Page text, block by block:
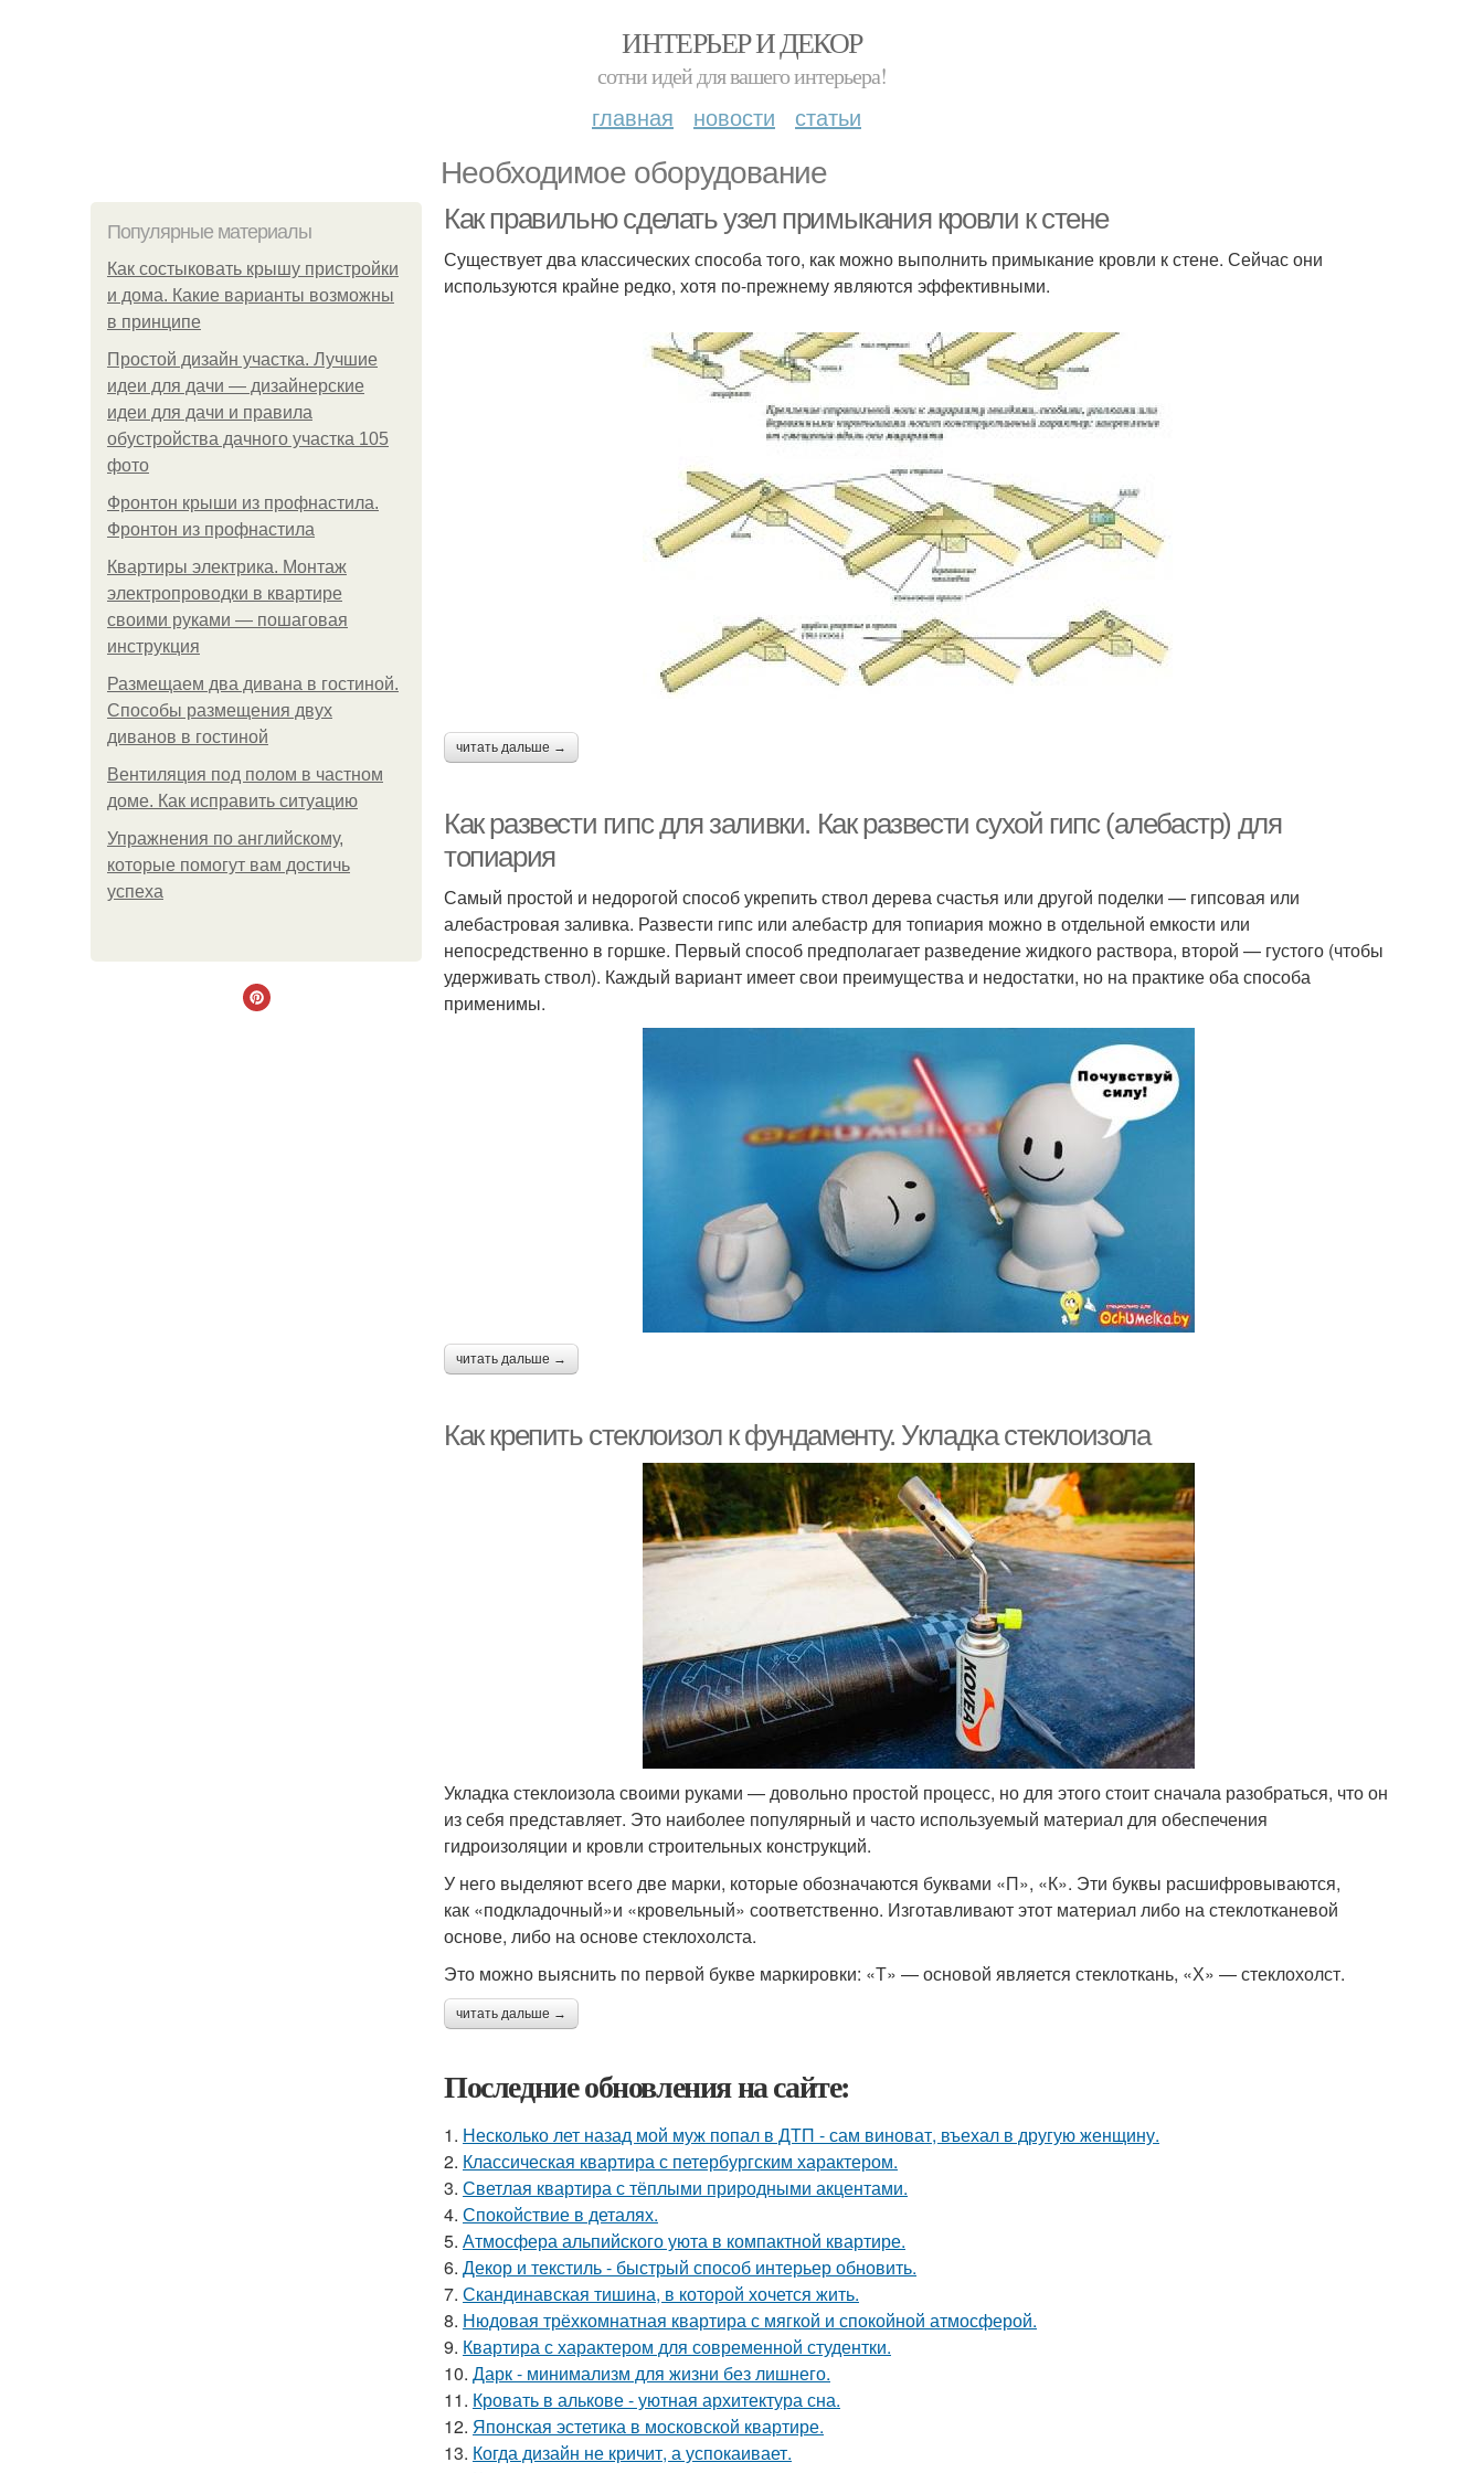
ИНТЕРЬЕР И ДЕКОР
сотни идей для вашего интерьера!
главная новости статьи
Необходимое оборудование
Популярные материалы
Как состыковать крышу пристройки
и дома. Какие варианты возможны
в принципе
Простой дизайн участка. Лучшие
идеи для дачи — дизайнерские
идеи для дачи и правила
обустройства дачного участка 105
фото
Фронтон крыши из профнастила.
Фронтон из профнастила
Квартиры электрика. Монтаж
электропроводки в квартире
своими руками — пошаговая
инструкция
Размещаем два дивана в гостиной.
Способы размещения двух
диванов в гостиной
Вентиляция под полом в частном
доме. Как исправить ситуацию
Упражнения по английскому,
которые помогут вам достичь
успеха
Как правильно сделать узел примыкания кровли к стене
Существует два классических способа того, как можно выполнить примыкание кровли к стене. Сейчас они
используются крайне редко, хотя по-прежнему являются эффективными.
читать дальше →
Как развести гипс для заливки. Как развести сухой гипс (алебастр) для
топиария
Самый простой и недорогой способ укрепить ствол дерева счастья или другой поделки — гипсовая или
алебастровая заливка. Развести гипс или алебастр для топиария можно в отдельной емкости или
непосредственно в горшке. Первый способ предполагает разведение жидкого раствора, второй — густого (чтобы
удерживать ствол). Каждый вариант имеет свои преимущества и недостатки, но на практике оба способа
применимы.
читать дальше →
Как крепить стеклоизол к фундаменту. Укладка стеклоизола
Укладка стеклоизола своими руками — довольно простой процесс, но для этого стоит сначала разобраться, что он
из себя представляет. Это наиболее популярный и часто используемый материал для обеспечения
гидроизоляции и кровли строительных конструкций.
У него выделяют всего две марки, которые обозначаются буквами «П», «К». Эти буквы расшифровываются,
как «подкладочный»и «кровельный» соответственно. Изготавливают этот материал либо на стеклотканевой
основе, либо на основе стеклохолста.
Это можно выяснить по первой букве маркировки: «Т» — основой является стеклоткань, «Х» — стеклохолст.
читать дальше →
Последние обновления на сайте:
1. Несколько лет назад мой муж попал в ДТП - сам виноват, въехал в другую женщину.
2. Классическая квартира с петербургским характером.
3. Светлая квартира с тёплыми природными акцентами.
4. Спокойствие в деталях.
5. Атмосфера альпийского уюта в компактной квартире.
6. Декор и текстиль - быстрый способ интерьер обновить.
7. Скандинавская тишина, в которой хочется жить.
8. Нюдовая трёхкомнатная квартира с мягкой и спокойной атмосферой.
9. Квартира с характером для современной студентки.
10. Дарк - минимализм для жизни без лишнего.
11. Кровать в алькове - уютная архитектура сна.
12. Японская эстетика в московской квартире.
13. Когда дизайн не кричит, а успокаивает.